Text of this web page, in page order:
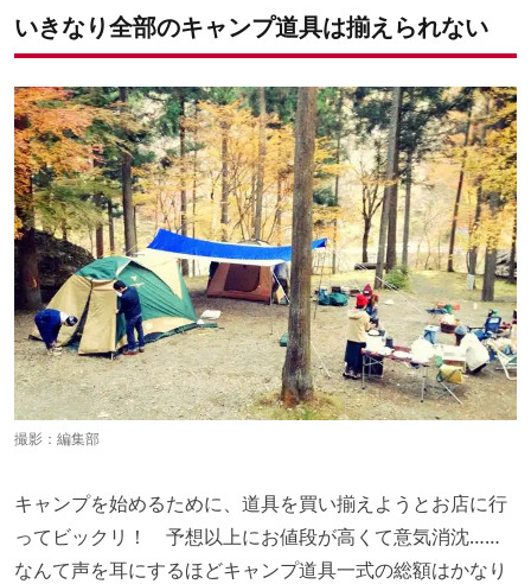
いきなり全部のキャンプ道具は揃えられない
撮影：編集部
キャンプを始めるために、道具を買い揃えようとお店に行
ってビックリ！ 予想以上にお値段が高くて意気消沈……
なんて声を耳にするほどキャンプ道具一式の総額はかなり